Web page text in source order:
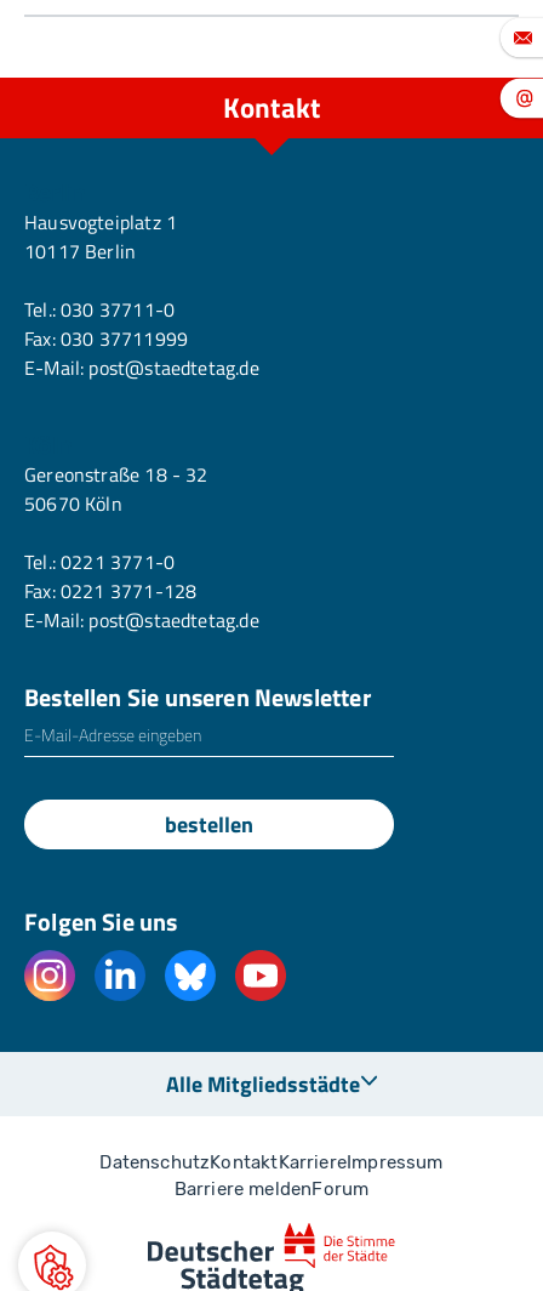
Kontakt
Hausvogteiplatz 1
10117 Berlin
Tel.:030 37711-0
Fax: 030 37711999
E-Mail: post@staedtetag.de
Gereonstraße 18 - 32
50670 Köln
Tel.:0221 3771-0
Fax: 0221 3771-128
E-Mail: post@staedtetag.de
Bestellen Sie unseren Newsletter
E-Mailadresse
bestellen
Folgen Sie uns
Alle Mitgliedsstädte
DatenschutzKontaktKarriereImpressum
Barriere meldenForum